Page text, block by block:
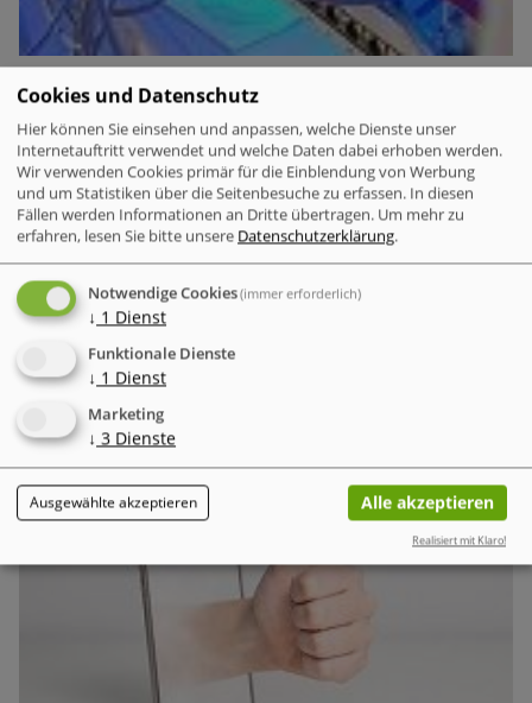
Microsoft weiterhin unangefochten an der Spitze – KI-
Plattformen rücken nach
Mit einem Anteil von 23 Prozent aller registrierten Angriffe
bleibt Microsoft der unangefochtene Hauptzielpfeil für
Marken-Imitationen. Der IT-Konzern verzeichnet damit fast
doppelt so viele Phishing-Versuche wie die nächstplatzierte
Marke.
IT-Probleme im Einzelhandel - Warum Software und
Transparenz entscheidend sind
Cookies und Datenschutz
Hier können Sie einsehen und anpassen, welche Dienste unser
Internetauftritt verwendet und welche Daten dabei erhoben werden.
Wir verwenden Cookies primär für die Einblendung von Werbung
und um Statistiken über die Seitenbesuche zu erfassen. In diesen
Fällen werden Informationen an Dritte übertragen. Um mehr zu
erfahren, lesen Sie bitte unsere Datenschutzerklärung.
Notwendige Cookies(immer erforderlich)
↓ 1 Dienst
Funktionale Dienste
↓ 1 Dienst
Marketing
↓ 3 Dienste
Ausgewählte akzeptieren Alle akzeptieren
Realisiert mit Klaro!